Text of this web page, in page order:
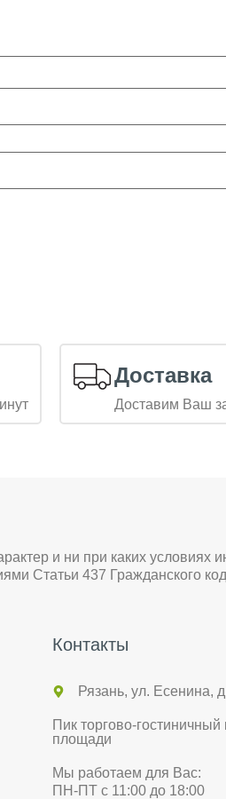
Доставка
Доставим Ваш
и ни при каких условиях
Статьи 437 Гражданского
Контакты
Рязань, ул. Есенина,
Пик торгово-
площади
Мы работаем для Вас:
ПН-ПТ с 11:00 до 18:00